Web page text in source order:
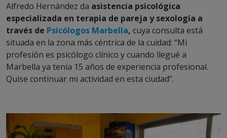
Alfredo Hernández da asistencia psicológica
especializada en terapia de pareja y sexología a
través de Psicólogos Marbella, cuya consulta está
situada en la zona más céntrica de la cuidad: “Mi
profesión es psicólogo clínico y cuando llegué a
Marbella ya tenía 15 años de experiencia profesional.
Quise continuar mi actividad en esta ciudad”.